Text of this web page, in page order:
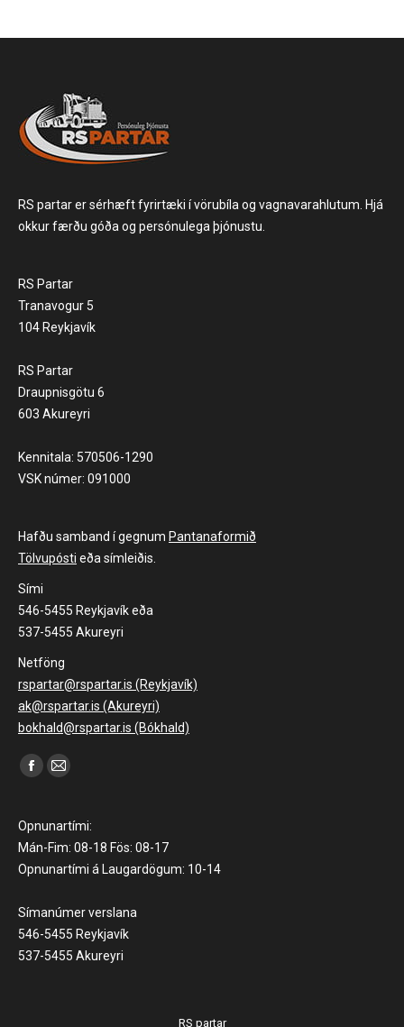
RS partar er sérhæft fyrirtæki í vörubíla og vagnavarahlutum. Hjá
okkur færðu góða og persónulega þjónustu.
RS Partar
Tranavogur 5
104 Reykjavík
RS Partar
Draupnisgötu 6
603 Akureyri
Kennitala: 570506-1290
VSK númer: 091000
Hafðu samband í gegnum Pantanaformið
Tölvupósti eða símleiðis.
Sími
546-5455 Reykjavík eða
537-5455 Akureyri
Netföng
rspartar@rspartar.is (Reykjavík)
ak@rspartar.is (Akureyri)
bokhald@rspartar.is (Bókhald)
Find us on:
Facebook
opens
in
new
Mail
opens
in
new
Opnunartími:
Mán-Fim: 08-18 Fös: 08-17
Opnunartími á Laugardögum: 10-14
Símanúmer verslana
546-5455 Reykjavík
537-5455 Akureyri
RS partar